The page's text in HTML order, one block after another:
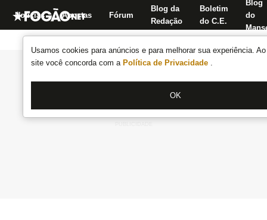
Usamos cookies para anúncios e para melhorar sua experiência.
site você concorda com a Política de Privacidade .
OK
Notícias Apostas Fórum
Blog da
Redação
Boletim
do C.E.
Blog
do